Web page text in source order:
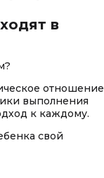
в
отношение
выполнения
к каждому.
свой